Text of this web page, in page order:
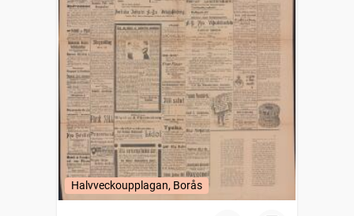
Halvveckoupplagan, Borås